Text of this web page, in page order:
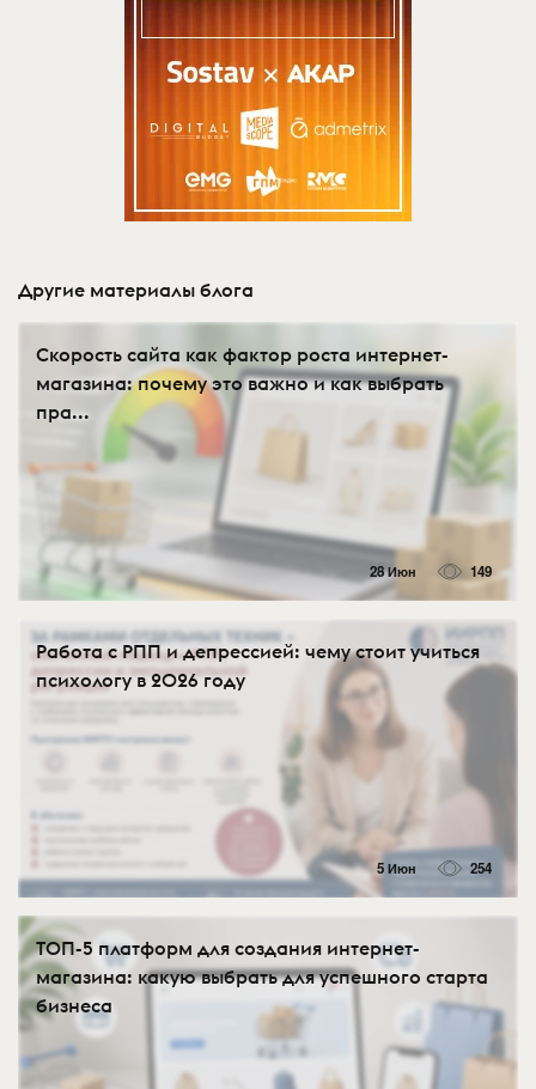
Другие материалы блога
Скорость сайта как фактор роста интернет-
магазина: почему это важно и как выбрать
пра...
28 Июн 149
Работа с РПП и депрессией: чему стоит учиться
психологу в 2026 году
5 Июн 254
ТОП-5 платформ для создания интернет-
магазина: какую выбрать для успешного старта
бизнеса